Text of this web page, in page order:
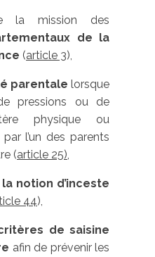
la mission des
de la
(article 3),
parentale lorsque
pressions ou de
physique ou
l’un des parents
(article 25),
notion d’inceste
44),
de saisine
afin de prévenir les